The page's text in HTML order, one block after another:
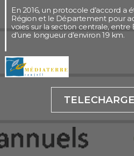
En 2016, un protocole d’accord a
Région et le Département pour
voies sur la section centrale, entre
d’une longueur d’environ 19 km.